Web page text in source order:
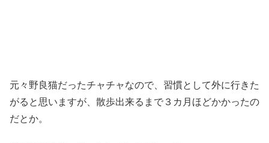
元々野良猫だったチャチャなので、習慣として外に行きた
がると思いますが、散歩出来るまで３カ月ほどかかったの
だとか。